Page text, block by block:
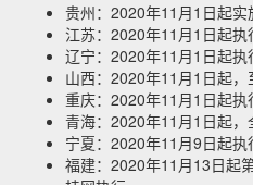
贵州：2020年11月1日起实
江苏：2020年11月1日起执
辽宁：2020年11月1日起执
山西：2020年11月1日起，
重庆：2020年11月1日起执
青海：2020年11月1日起，
宁夏：2020年11月9日起执
福建：2020年11月13日起